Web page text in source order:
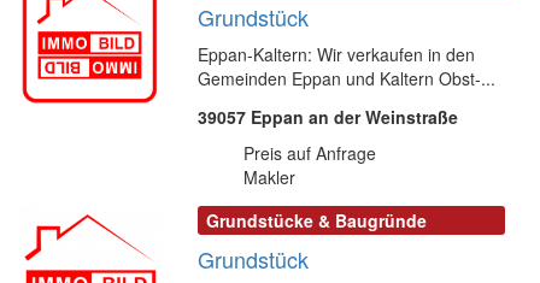
Grundstück
Eppan-Kaltern: Wir verkaufen in den
Gemeinden Eppan und Kaltern Obst-...
39057 Eppan an der Weinstraße
Preis auf Anfrage
Makler
Grundstücke & Baugründe
Grundstück